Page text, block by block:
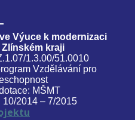
Výuce k modernizaci
kraji
1.3.00/51.0010
Vzdělávání pro
MŠMT
2014 – 7/2015